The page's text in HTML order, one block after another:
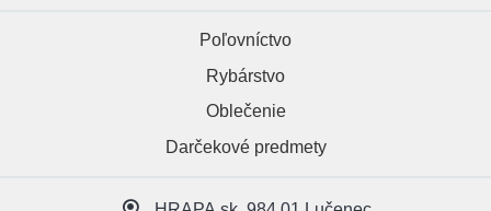
Poľovníctvo
Rybárstvo
Oblečenie
Darčekové predmety